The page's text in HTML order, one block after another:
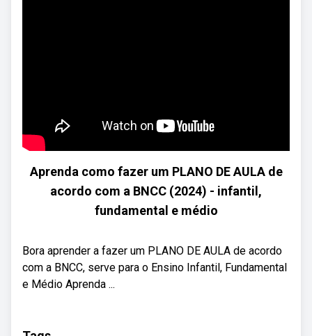
Aprenda como fazer um PLANO DE AULA de
acordo com a BNCC (2024) - infantil,
fundamental e médio
Bora aprender a fazer um PLANO DE AULA de acordo
com a BNCC, serve para o Ensino Infantil, Fundamental
e Médio Aprenda ...